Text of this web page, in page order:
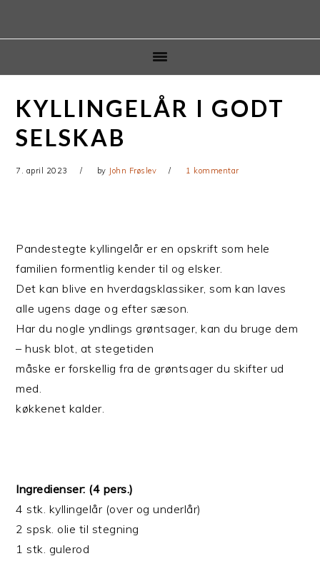
KYLLINGELÅR I GODT
SELSKAB
7. april 2023 by John Frøslev 1 kommentar
Pandestegte kyllingelår er en opskrift som hele
familien formentlig kender til og elsker.
Det kan blive en hverdagsklassiker, som kan laves
alle ugens dage og efter sæson.
Har du nogle yndlings grøntsager, kan du bruge dem
– husk blot, at stegetiden
måske er forskellig fra de grøntsager du skifter ud
med.
køkkenet kalder.
Ingredienser: (4 pers.)
4 stk. kyllingelår (over og underlår)
2 spsk. olie til stegning
1 stk. gulerod